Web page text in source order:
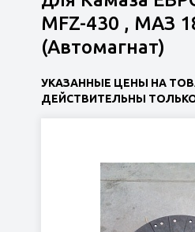
MFZ-430 , МАЗ
(Автомагнат)
УКАЗАННЫЕ ЦЕНЫ НА
ДЕЙСТВИТЕЛЬНЫ ТОЛЬКО